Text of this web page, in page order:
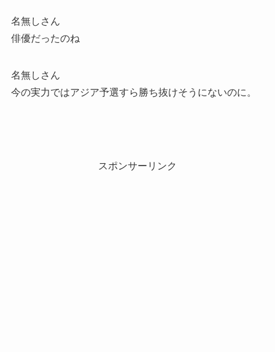
名無しさん
俳優だったのね
名無しさん
今の実力ではアジア予選すら勝ち抜けそうにないのに。
スポンサーリンク